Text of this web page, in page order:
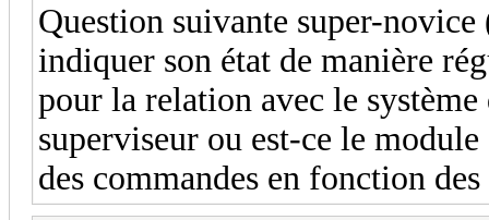
Question suivante super-
indiquer son état de manière
pour la relation avec le
superviseur ou est-ce le
des commandes en fonction